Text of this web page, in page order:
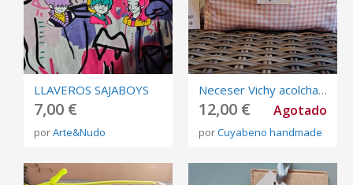
LLAVEROS SAJABOYS
7,00 €
porArte&Nudo
Neceser Vichy acolchado rosa
12,00 € Agotado
porCuyabeno handmade